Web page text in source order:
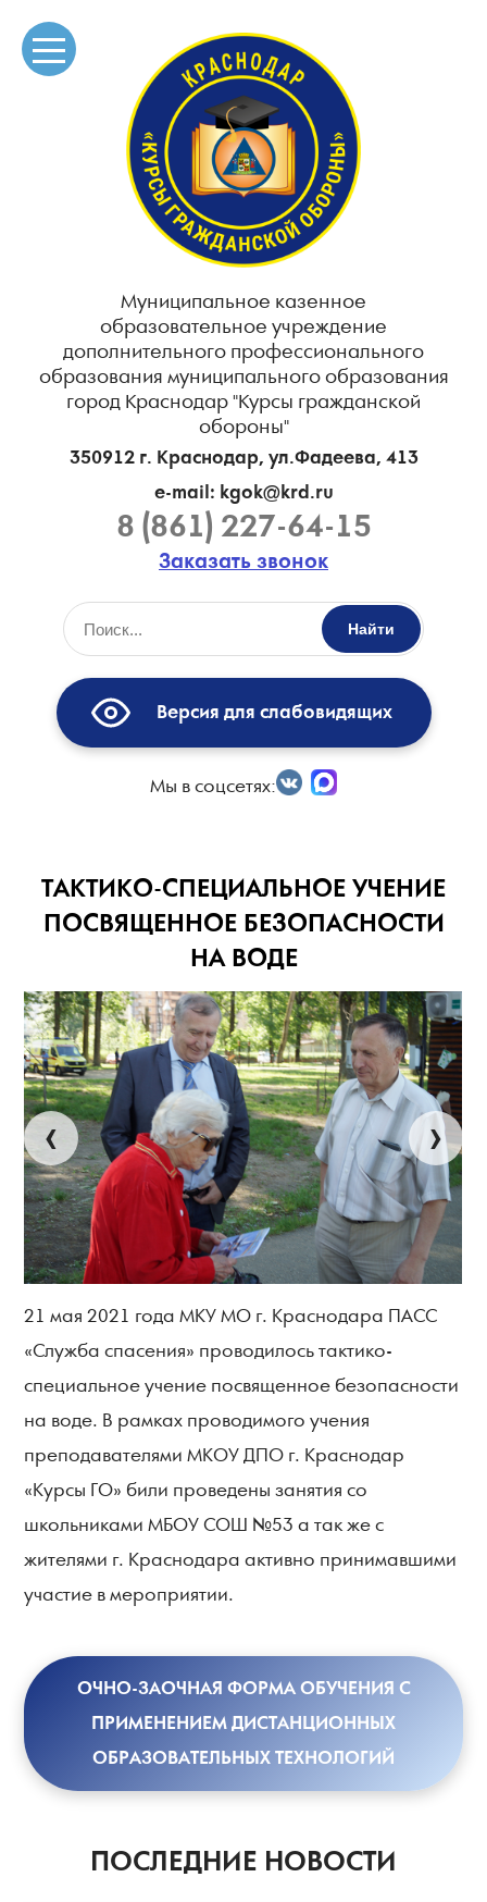
Муниципальное казенное
образовательное учреждение
дополнительного профессионального
образования муниципального образования
город Краснодар "Курсы гражданской
обороны"
350912 г. Краснодар, ул.Фадеева, 413
e-mail: kgok@krd.ru
8 (861) 227-64-15
Заказать звонок
Найти
Версия для слабовидящих
Мы в соцсетях:
ТАКТИКО-СПЕЦИАЛЬНОЕ УЧЕНИЕ
ПОСВЯЩЕННОЕ БЕЗОПАСНОСТИ
НА ВОДЕ
‹ ›
21 мая 2021 года МКУ МО г. Краснодара ПАСС
«Служба спасения» проводилось тактико-
специальное учение посвященное безопасности
на воде. В рамках проводимого учения
преподавателями МКОУ ДПО г. Краснодар
«Курсы ГО» били проведены занятия со
школьниками МБОУ СОШ №53 а так же с
жителями г. Краснодара активно принимавшими
участие в мероприятии.
ОЧНО-ЗАОЧНАЯ ФОРМА ОБУЧЕНИЯ С
ПРИМЕНЕНИЕМ ДИСТАНЦИОННЫХ
ОБРАЗОВАТЕЛЬНЫХ ТЕХНОЛОГИЙ
ПОСЛЕДНИЕ НОВОСТИ